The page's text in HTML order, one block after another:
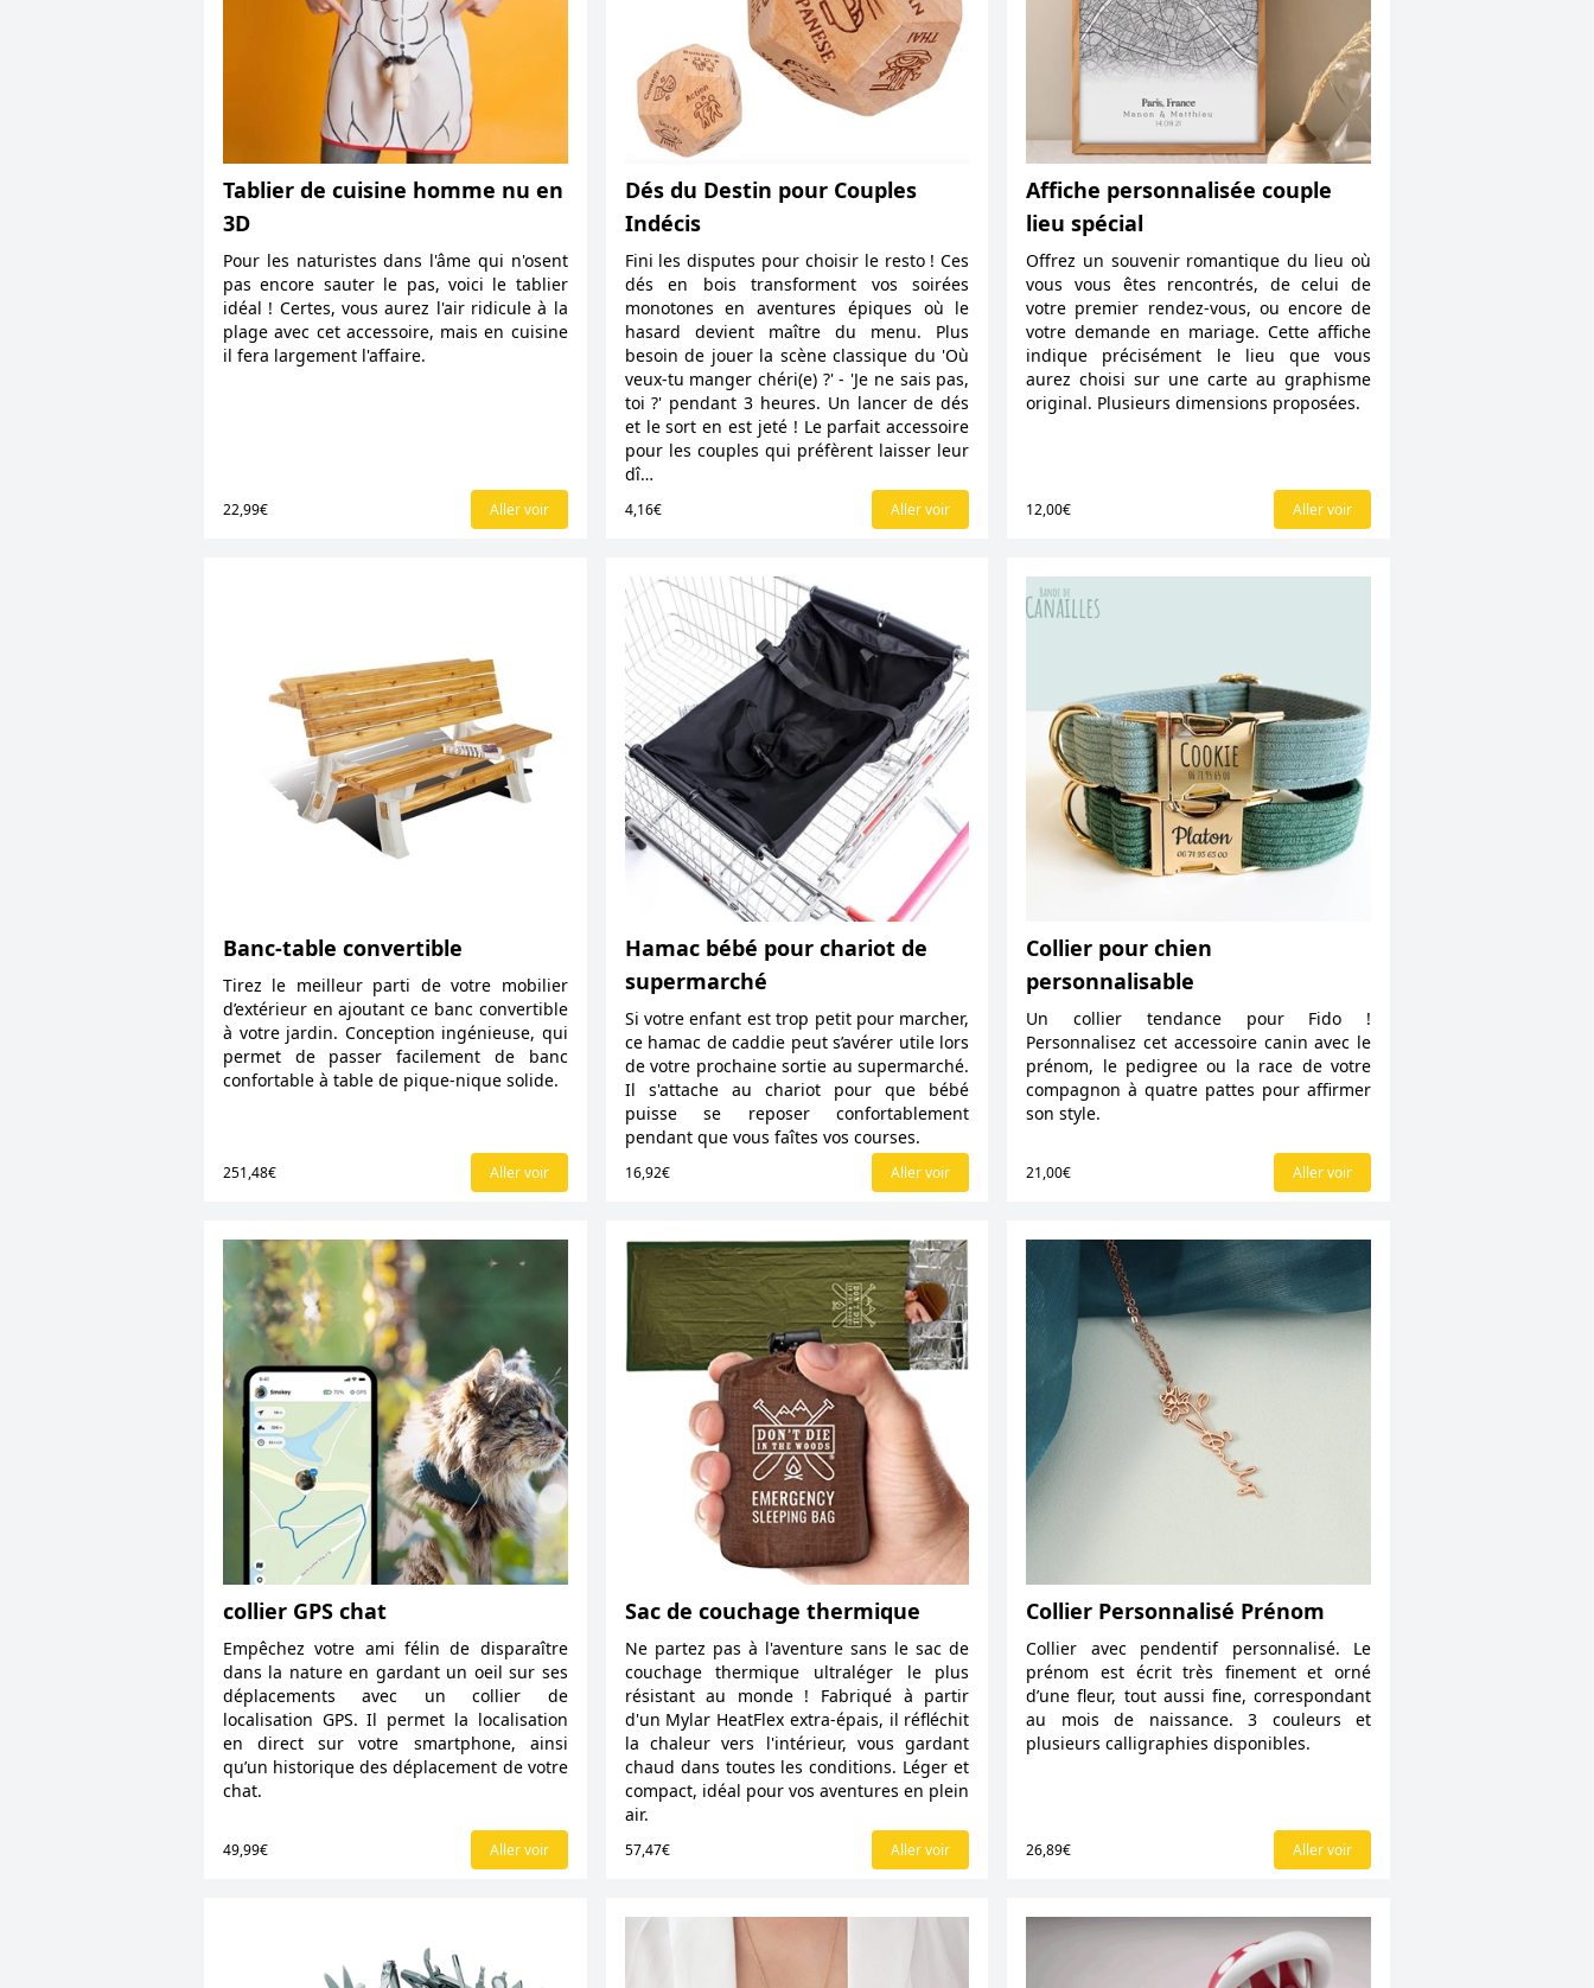
Tablier de cuisine homme nu en
3D
Pour les naturistes dans l'âme qui n'osent
pas encore sauter le pas, voici le tablier
idéal ! Certes, vous aurez l'air ridicule à la
plage avec cet accessoire, mais en cuisine
il fera largement l'affaire.
22,99€ Aller voir
Dés du Destin pour Couples
Indécis
Fini les disputes pour choisir le resto ! Ces
dés en bois transforment vos soirées
monotones en aventures épiques où le
hasard devient maître du menu. Plus
besoin de jouer la scène classique du 'Où
veux-tu manger chéri(e) ?' - 'Je ne sais pas,
toi ?' pendant 3 heures. Un lancer de dés
et le sort en est jeté ! Le parfait accessoire
pour les couples qui préfèrent laisser leur
dî…
4,16€ Aller voir
Affiche personnalisée couple
lieu spécial
Offrez un souvenir romantique du lieu où
vous vous êtes rencontrés, de celui de
votre premier rendez-vous, ou encore de
votre demande en mariage. Cette affiche
indique précisément le lieu que vous
aurez choisi sur une carte au graphisme
original. Plusieurs dimensions proposées.
12,00€ Aller voir
Banc-table convertible
Tirez le meilleur parti de votre mobilier
d’extérieur en ajoutant ce banc convertible
à votre jardin. Conception ingénieuse, qui
permet de passer facilement de banc
confortable à table de pique-nique solide.
251,48€ Aller voir
Hamac bébé pour chariot de
supermarché
Si votre enfant est trop petit pour marcher,
ce hamac de caddie peut s’avérer utile lors
de votre prochaine sortie au supermarché.
Il s'attache au chariot pour que bébé
puisse se reposer confortablement
pendant que vous faîtes vos courses.
16,92€ Aller voir
Collier pour chien
personnalisable
Un collier tendance pour Fido !
Personnalisez cet accessoire canin avec le
prénom, le pedigree ou la race de votre
compagnon à quatre pattes pour affirmer
son style.
21,00€ Aller voir
collier GPS chat
Empêchez votre ami félin de disparaître
dans la nature en gardant un oeil sur ses
déplacements avec un collier de
localisation GPS. Il permet la localisation
en direct sur votre smartphone, ainsi
qu’un historique des déplacement de votre
chat.
49,99€ Aller voir
Sac de couchage thermique
Ne partez pas à l'aventure sans le sac de
couchage thermique ultraléger le plus
résistant au monde ! Fabriqué à partir
d'un Mylar HeatFlex extra-épais, il réfléchit
la chaleur vers l'intérieur, vous gardant
chaud dans toutes les conditions. Léger et
compact, idéal pour vos aventures en plein
air.
57,47€ Aller voir
Collier Personnalisé Prénom
Collier avec pendentif personnalisé. Le
prénom est écrit très finement et orné
d’une fleur, tout aussi fine, correspondant
au mois de naissance. 3 couleurs et
plusieurs calligraphies disponibles.
26,89€ Aller voir